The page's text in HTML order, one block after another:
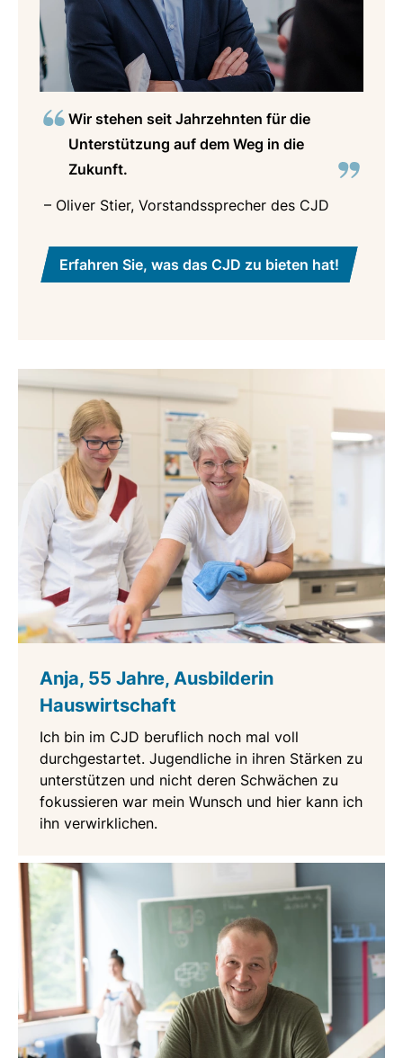
Wir stehen seit Jahrzehnten für die
Unterstützung auf dem Weg in die
Zukunft.
– Oliver Stier, Vorstandssprecher des CJD
Erfahren Sie, was das CJD zu bieten hat!
Anja, 55 Jahre, Ausbilderin
Hauswirtschaft
Ich bin im CJD beruflich noch mal voll
durchgestartet. Jugendliche in ihren Stärken zu
unterstützen und nicht deren Schwächen zu
fokussieren war mein Wunsch und hier kann ich
ihn verwirklichen.